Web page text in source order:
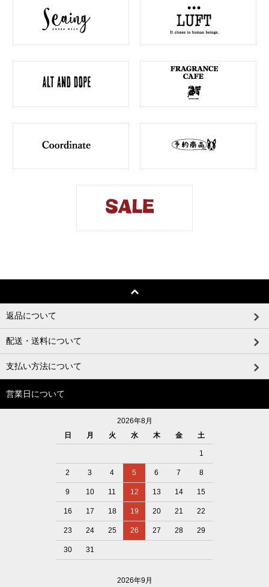
返品について
配送・送料について
支払い方法について
営業日について
2026年8月
日
月 火 水 木 金 土
1
2 3 4 5 6 7 8
9 10 11 12 13 14 15
16 17 18 19 20 21 22
23 24 25 26 27 28 29
30 31
2026年9月